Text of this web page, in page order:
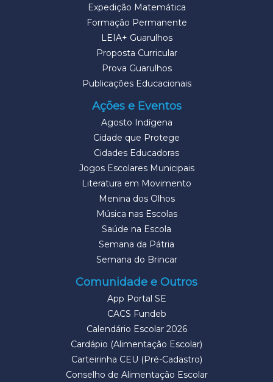
Expedição Matemática
Formação Permanente
LEIA+ Guarulhos
Proposta Curricular
Prova Guarulhos
Publicações Educacionais
Ações e Eventos
Agosto Indígena
Cidade que Protege
Cidades Educadoras
Jogos Escolares Municipais
Literatura em Movimento
Menina dos Olhos
Música nas Escolas
Saúde na Escola
Semana da Pátria
Semana do Brincar
Comunidade e Outros
App Portal SE
CACS Fundeb
Calendário Escolar 2026
Cardápio (Alimentação Escolar)
Carteirinha CEU (Pré-Cadastro)
Conselho de Alimentação Escolar